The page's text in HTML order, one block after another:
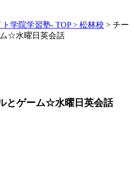
学院学習塾- TOP > 松林校 > チー
☆水曜日英会話
とゲーム☆水曜日英会話